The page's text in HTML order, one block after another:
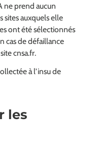
ne prend aucun
auxquels elle
ont été sélectionnés
cas de défaillance
cnsa.fr.
à l’insu de
les